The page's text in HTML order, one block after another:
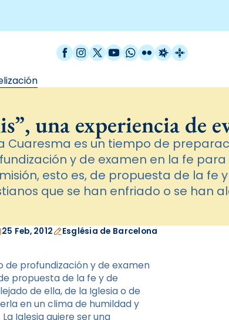
Facebook
Instagram
X / Twitter
YouTube
WhatsApp
FlickrRadio Estel
una experiencia de
Cuaresma es un tiempo de
y de examen en la fe para
esto es, de propuesta de la fe
que se han enfriado o se han
25 Feb, 2012 Església de Barcelona
de profundización y de examen
propuesta de la fe y de
de ella, de la Iglesia o de
en un clima de humildad y
Iglesia quiere ser una